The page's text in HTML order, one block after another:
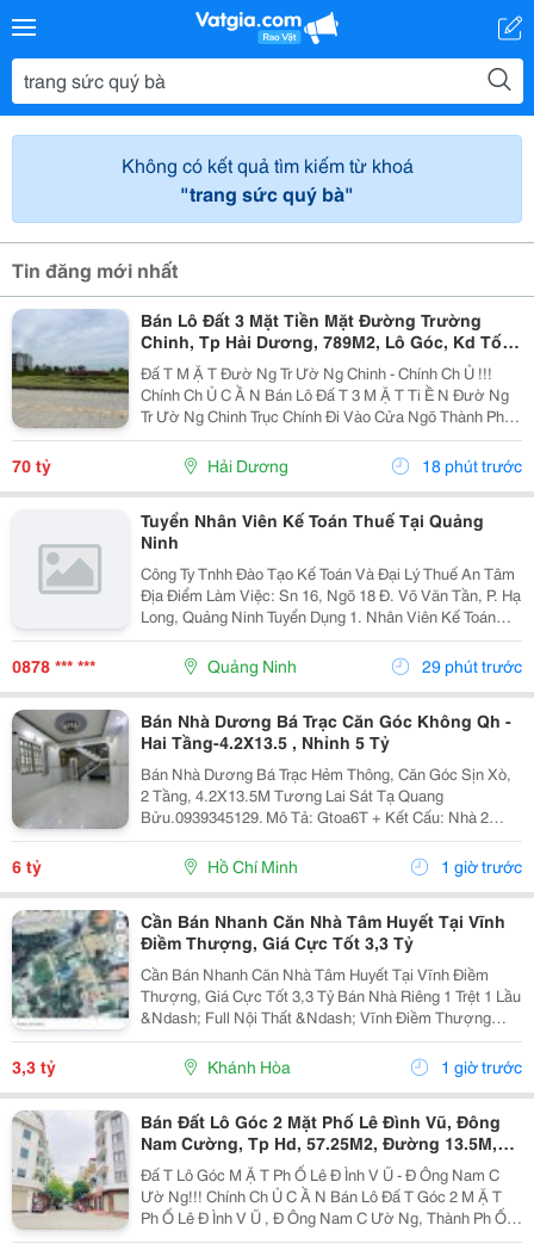
Không có kết quả tìm kiếm từ khoá
"trang sức quý bà"
Tin đăng mới nhất
Bán Lô Đất 3 Mặt Tiền Mặt Đường Trường
Chinh, Tp Hải Dương, 789M2, Lô Góc, Kd Tốt,
Vị Trí Đẹp
Đấ T M Ặ T Đườ Ng Tr Ườ Ng Chinh - Chính Ch Ủ !!!
Chính Ch Ủ C Ầ N Bán Lô Đấ T 3 M Ặ T Ti Ề N Đườ Ng
Tr Ườ Ng Chinh Trục Chính Đi Vào Cửa Ngõ Thành Ph Ố
H Ả I D Ươ Ng - Di Ệ N Tích 789M2, Lô Góc 3 M Ặ T Ti Ề
70 tỷ Hải Dương 18 phút trước
Tuyển Nhân Viên Kế Toán Thuế Tại Quảng
Ninh
Công Ty Tnhh Đào Tạo Kế Toán Và Đại Lý Thuế An Tâm
Địa Điểm Làm Việc: Sn 16, Ngõ 18 Đ. Võ Văn Tần, P. Hạ
Long, Quảng Ninh Tuyển Dụng 1. Nhân Viên Kế Toán
Thuế : 05 Mô Tả Công Việc: &Bull; Thực Hiện Các Công
Việc Liên Quan Đến Kế Toán Thuế...
0878 *** *** Quảng Ninh 29 phút trước
Bán Nhà Dương Bá Trạc Căn Góc Không Qh -
Hai Tầng-4.2X13.5 , Nhỉnh 5 Tỷ
Bán Nhà Dương Bá Trạc Hẻm Thông, Căn Góc Sịn Xò,
2 Tầng, 4.2X13.5M Tương Lai Sát Tạ Quang
Bửu.0939345129. Mô Tả: Gtoa6T + Kết Cấu: Nhà 2
Tầng Btct Kiên Cố, 2 Phòng. + Vị Trí: Ngay Dương Bá
Trạc Thông Tạ Quang Bửu, Âu Dương Lân, Nguyễn Thị
Tần, Dạ...
6 tỷ Hồ Chí Minh 1 giờ trước
Cần Bán Nhanh Căn Nhà Tâm Huyết Tại Vĩnh
Điềm Thượng, Giá Cực Tốt 3,3 Tỷ
Cần Bán Nhanh Căn Nhà Tâm Huyết Tại Vĩnh Điềm
Thượng, Giá Cực Tốt 3,3 Tỷ Bán Nhà Riêng 1 Trệt 1 Lầu
&Ndash; Full Nội Thất &Ndash; Vĩnh Điềm Thượng
&Ndash; Gần 23/10 Vị Trí: Thôn Vĩnh Điềm Thượng,
Cách Đường 23/10 Chỉ 50M Hẻm Thông Thoáng, Kết...
3,3 tỷ Khánh Hòa 1 giờ trước
Bán Đất Lô Góc 2 Mặt Phố Lê Đình Vũ, Đông
Nam Cường, Tp Hd, 57.25M2, Đường 13.5M,
3.X Tỷ
Đấ T Lô Góc M Ặ T Ph Ố Lê Đ Ình V Ũ - Đ Ông Nam C
Ườ Ng!!! Chính Ch Ủ C Ầ N Bán Lô Đấ T Góc 2 M Ặ T
Ph Ố Lê Đ Ình V Ũ , Đ Ông Nam C Ườ Ng, Thành Ph Ố H
Ả I D Ươ Ng - Di Ệ N Tích 57.25M2, H Ướ Ng Tây, Tây B